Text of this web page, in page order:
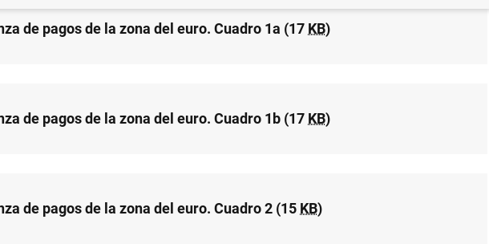
de pagos de la zona del euro. Cuadro 1a (17 KB)
de pagos de la zona del euro. Cuadro 1b (17 KB)
de pagos de la zona del euro. Cuadro 2 (15 KB)